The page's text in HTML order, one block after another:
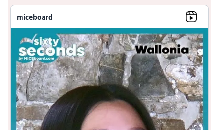
miceboard